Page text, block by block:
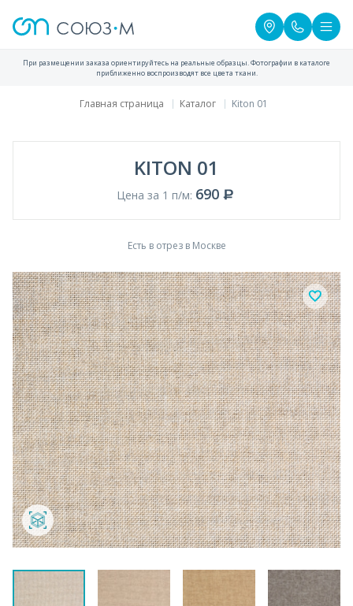
При размещении заказа ориентируйтесь на реальные образцы. Фотографии в каталоге
приближенно воспроизводят все цвета ткани.
Главная страница Каталог Kiton 01
KITON 01
Цена за 1 п/м: 690
Есть в отрез в Москве